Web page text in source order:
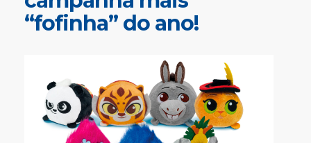
“fofinha” do ano!